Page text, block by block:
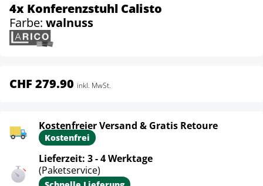
4x Konferenzstuhl Calisto
Farbe: walnuss
CHF 279.90 inkl. MwSt.
Kostenfreier Versand & Gratis Retoure
Kostenfrei
Lieferzeit: 3 - 4 Werktage
(Paketservice)